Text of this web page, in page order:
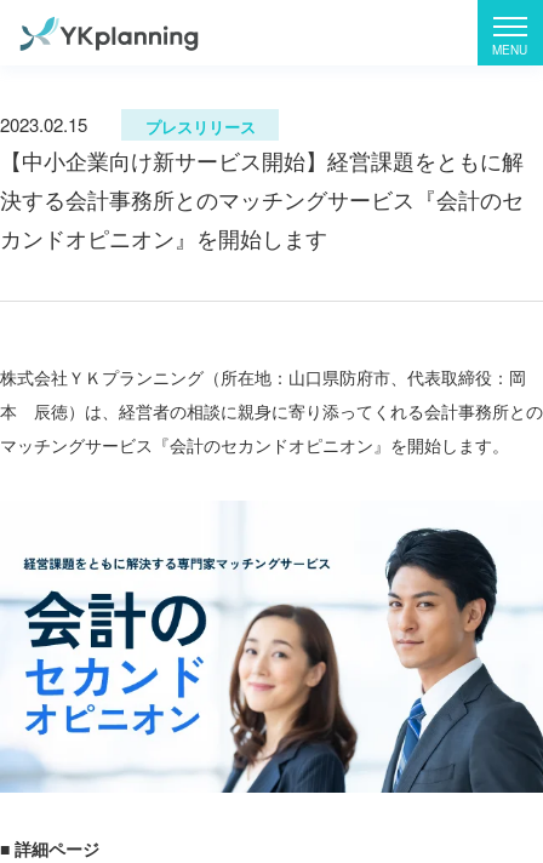
2023.02.15 プレスリリース
【中小企業向け新サービス開始】経営課題をともに解
決する会計事務所とのマッチングサービス『会計のセ
カンドオピニオン』を開始します
株式会社ＹＫプランニング（所在地：山口県防府市、代表取締役：岡
本 辰徳）は、経営者の相談に親身に寄り添ってくれる会計事務所との
マッチングサービス『会計のセカンドオピニオン』を開始します。
■ 詳細ページ